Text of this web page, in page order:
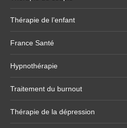
Thérapie de l’enfant
France Santé
Hypnothérapie
Traitement du burnout
Thérapie de la dépression